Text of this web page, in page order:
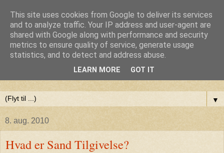
Anne-Maries blog
Min blog om livet - om troen, håbet og kærligheden. Troen
▼
8. aug. 2010
Hvad er Sand Tilgivelse?
This site uses cookies from Google to deliver its services
and to analyze traffic. Your IP address and user-agent are
shared with Google along with performance and security
metrics to ensure quality of service, generate usage
statistics, and to detect and address abuse.
LEARN MORE GOT IT